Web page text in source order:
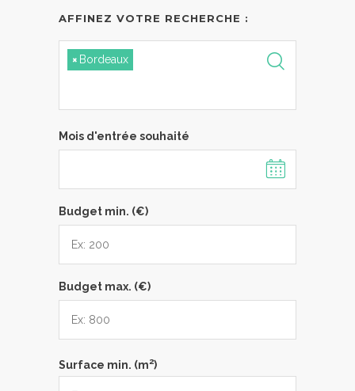
AFFINEZ VOTRE RECHERCHE :
× Bordeaux
Mois d'entrée souhaité
Budget min. (€)
Budget max. (€)
Surface min. (m2)